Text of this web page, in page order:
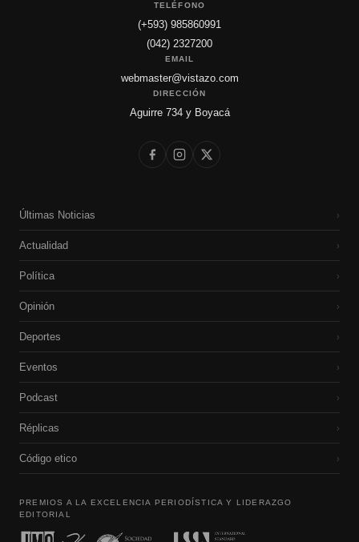
TELÉFONO
(+593) 985860991
(042) 2327200
EMAIL
webmaster@vistazo.com
DIRECCIÓN
Aguirre 734 y Boyacá
Últimas Noticias ›
Actualidad ›
Política ›
Opinión ›
Deportes ›
Eventos ›
Podcast ›
Réplicas ›
Código etico ›
PREMIOS A LA EXCELENCIA PERIODÍSTICA Y LIDERAZGO
EDITORIAL